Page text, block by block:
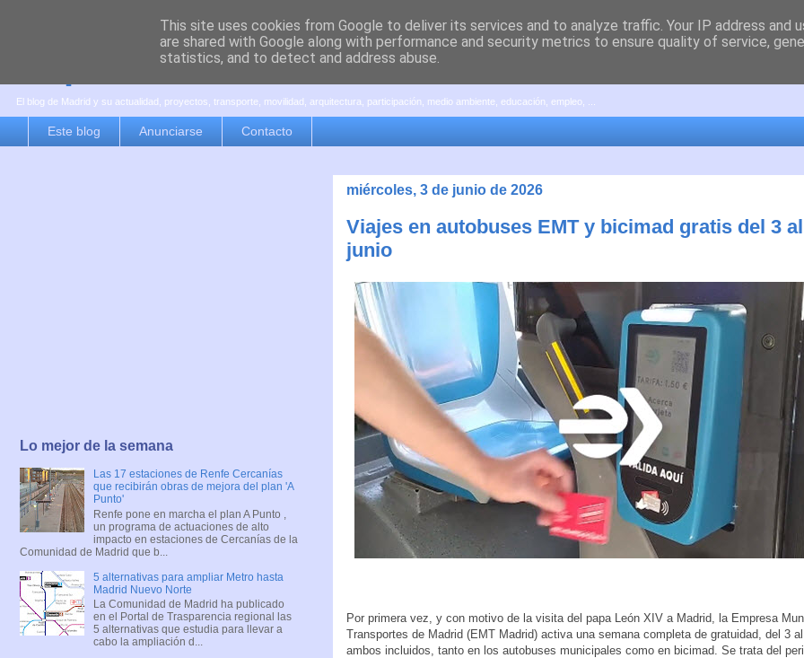
es por madrid
El blog de Madrid y su actualidad, proyectos, transporte, movilidad, arquitectura, participación, medio ambiente, educación, empleo, ...
Este blog Anunciarse Contacto
miércoles, 3 de junio de 2026
Viajes en autobuses EMT y bicimad gratis del 3
junio
Por primera vez, y con motivo de la visita del papa León XIV a Madrid, la Empresa
Transportes de Madrid (EMT Madrid) activa una semana completa de gratuidad, del 3 al
ambos incluidos, tanto en los autobuses municipales como en bicimad. Se trata del
Lo mejor de la semana
Las 17 estaciones de Renfe Cercanías
que recibirán obras de mejora del plan 'A
Punto'
Renfe pone en marcha el plan A Punto ,
un programa de actuaciones de alto
impacto en estaciones de Cercanías de la
Comunidad de Madrid que b...
5 alternativas para ampliar Metro hasta
Madrid Nuevo Norte
La Comunidad de Madrid ha publicado
en el Portal de Trasparencia regional las
5 alternativas que estudia para llevar a
cabo la ampliación d...
This site uses cookies from Google to deliver its services and to analyze traffic. Your IP address and
are shared with Google along with performance and security metrics to ensure quality of service,
statistics, and to detect and address abuse.